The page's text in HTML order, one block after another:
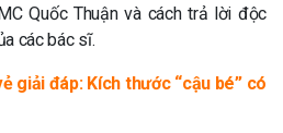
Quốc Thuận và cách trả lời độc
các bác sĩ.
giải đáp: Kích thước “cậu bé” có